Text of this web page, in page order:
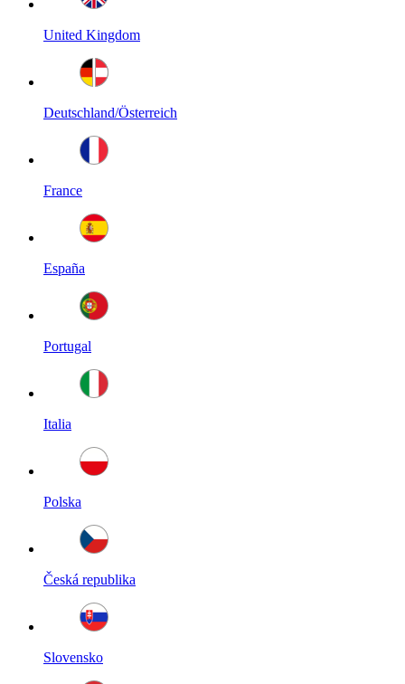
United Kingdom
Deutschland/Österreich
France
España
Portugal
Italia
Polska
Česká republika
Slovensko